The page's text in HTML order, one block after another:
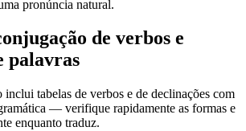
pronúncia natural.
de verbos e
palavras
tabelas de verbos e de declinações com
— verifique rapidamente as formas e
enquanto traduz.